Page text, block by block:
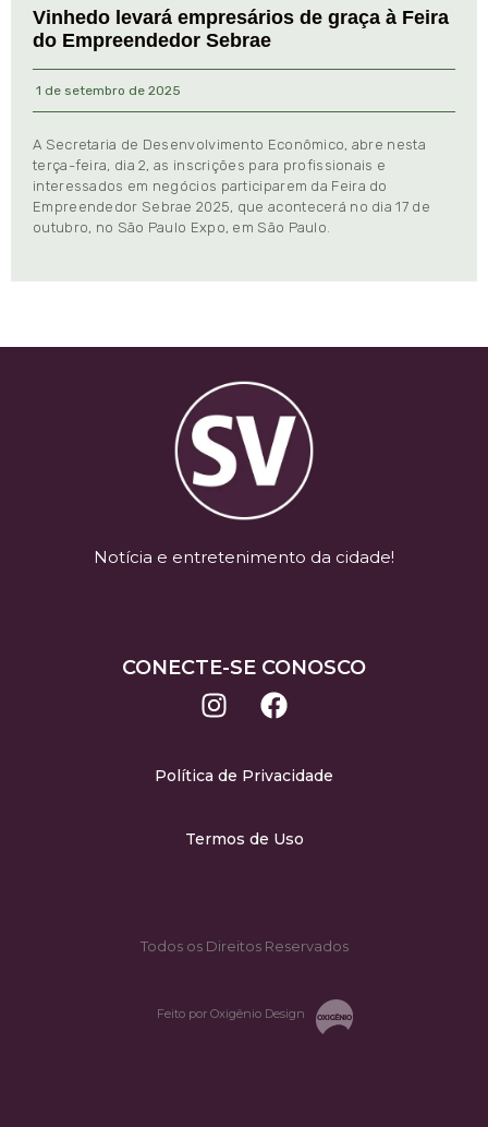
Vinhedo levará empresários de graça à Feira
do Empreendedor Sebrae
1 de setembro de 2025
A Secretaria de Desenvolvimento Econômico, abre nesta
terça-feira, dia 2, as inscrições para profissionais e
interessados em negócios participarem da Feira do
Empreendedor Sebrae 2025, que acontecerá no dia 17 de
outubro, no São Paulo Expo, em São Paulo.
Notícia e entretenimento da cidade!
CONECTE-SE CONOSCO
Política de Privacidade
Termos de Uso
Todos os Direitos Reservados
Feito por Oxigênio Design